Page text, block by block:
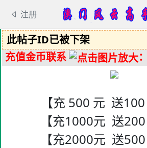
注册
此帖子ID已被下架
充值金币联系
【充 500 元 送100
【充1000元 送200
【充2000元 送500